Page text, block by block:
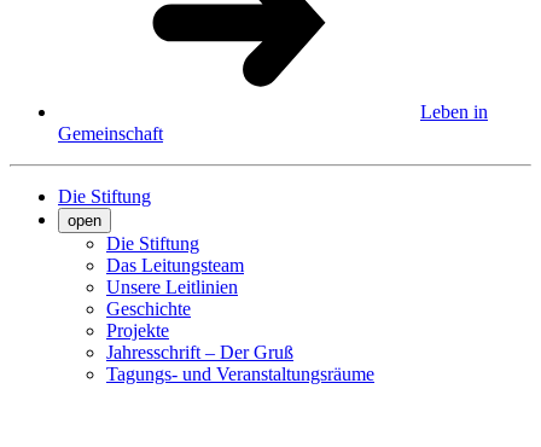
Leben in
Gemeinschaft
Die Stiftung
open
Die Stiftung
Das Leitungsteam
Unsere Leitlinien
Geschichte
Projekte
Jahresschrift – Der Gruß
Tagungs- und Veranstaltungsräume